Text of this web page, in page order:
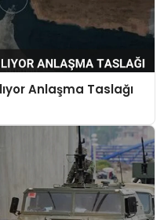
Anlaşma Taslağı